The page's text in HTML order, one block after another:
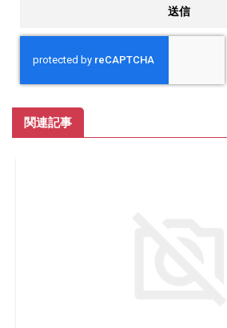
関連記事